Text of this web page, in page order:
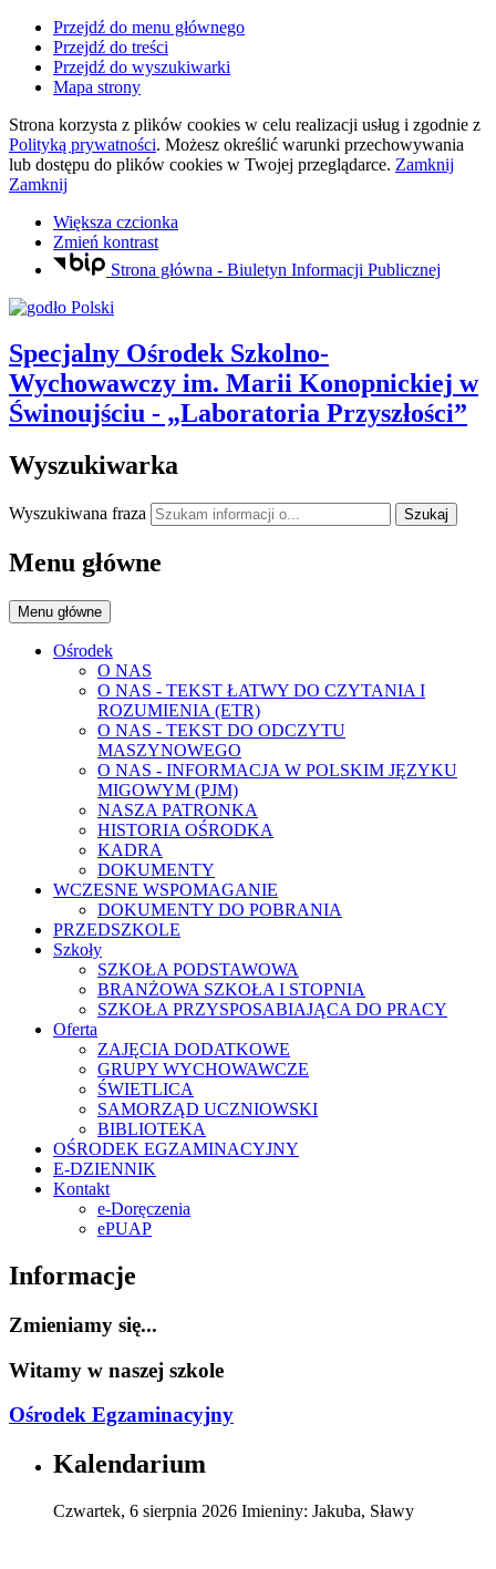
Przejdź do menu głównego
Przejdź do treści
Przejdź do wyszukiwarki
Mapa strony
Strona korzysta z plików cookies w celu realizacji usług i zgodnie z
Polityką prywatności. Możesz określić warunki przechowywania
lub dostępu do plików cookies w Twojej przeglądarce. Zamknij
Zamknij
Większa czcionka
Zmień kontrast
Strona główna - Biuletyn Informacji Publicznej
Specjalny Ośrodek Szkolno-
Wychowawczy im. Marii Konopnickiej w
Świnoujściu - „Laboratoria Przyszłości”
Wyszukiwarka
Wyszukiwana fraza Szukaj
Menu główne
Menu główne
Ośrodek
O NAS
O NAS - TEKST ŁATWY DO CZYTANIA I
ROZUMIENIA (ETR)
O NAS - TEKST DO ODCZYTU
MASZYNOWEGO
O NAS - INFORMACJA W POLSKIM JĘZYKU
MIGOWYM (PJM)
NASZA PATRONKA
HISTORIA OŚRODKA
KADRA
DOKUMENTY
WCZESNE WSPOMAGANIE
DOKUMENTY DO POBRANIA
PRZEDSZKOLE
Szkoły
SZKOŁA PODSTAWOWA
BRANŻOWA SZKOŁA I STOPNIA
SZKOŁA PRZYSPOSABIAJĄCA DO PRACY
Oferta
ZAJĘCIA DODATKOWE
GRUPY WYCHOWAWCZE
ŚWIETLICA
SAMORZĄD UCZNIOWSKI
BIBLIOTEKA
OŚRODEK EGZAMINACYJNY
E-DZIENNIK
Kontakt
e-Doręczenia
ePUAP
Informacje
Zmieniamy się...
Witamy w naszej szkole
Ośrodek Egzaminacyjny
Kalendarium
Czwartek, 6 sierpnia 2026 Imieniny: Jakuba, Sławy